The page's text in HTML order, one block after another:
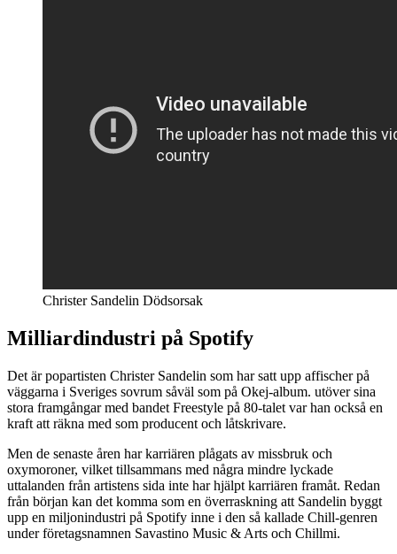
Christer Sandelin Dödsorsak
Milliardindustri på Spotify
Det är popartisten Christer Sandelin som har satt upp affischer på
väggarna i Sveriges sovrum såväl som på Okej-album. utöver sina
stora framgångar med bandet Freestyle på 80-talet var han också en
kraft att räkna med som producent och låtskrivare.
Men de senaste åren har karriären plågats av missbruk och
oxymoroner, vilket tillsammans med några mindre lyckade
uttalanden från artistens sida inte har hjälpt karriären framåt. Redan
från början kan det komma som en överraskning att Sandelin byggt
upp en miljonindustri på Spotify inne i den så kallade Chill-genren
under företagsnamnen Savastino Music & Arts och Chillmi.